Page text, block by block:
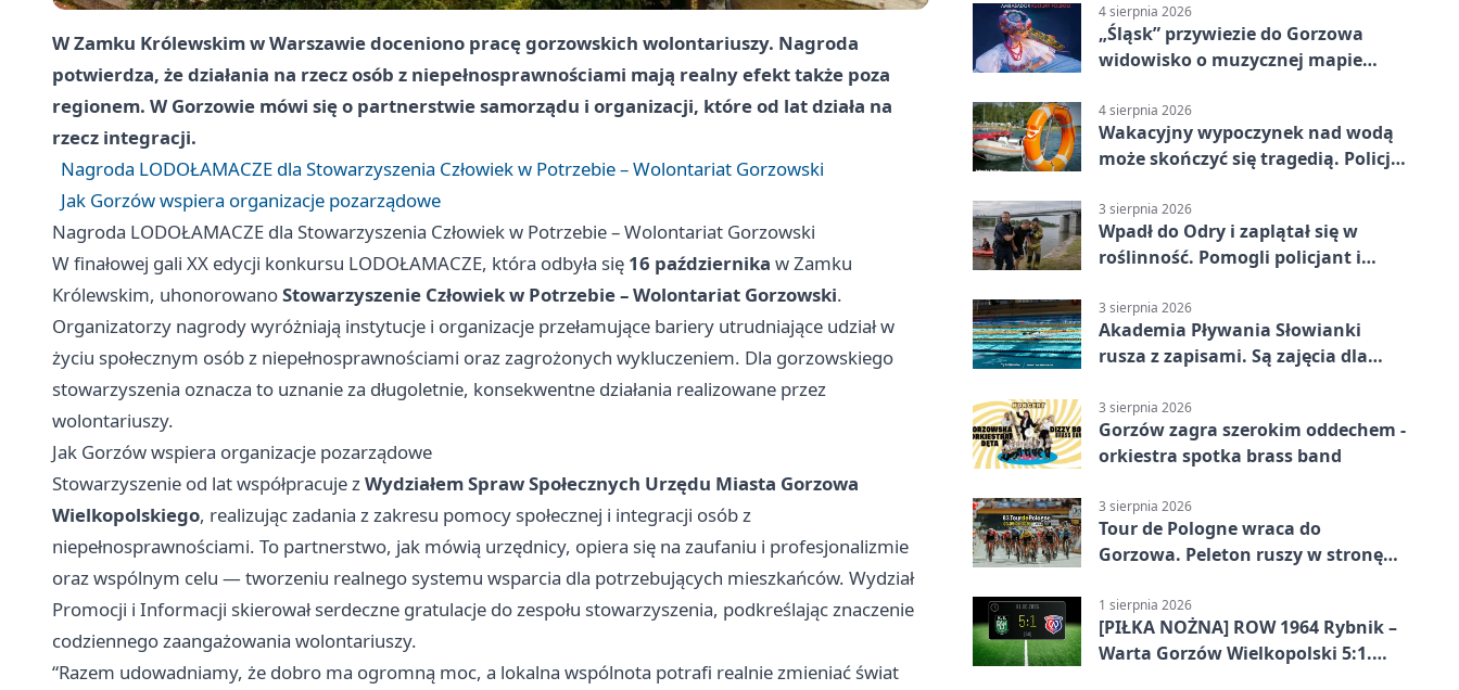
W Zamku Królewskim w Warszawie doceniono pracę gorzowskich wolontariuszy. Nagroda
potwierdza, że działania na rzecz osób z niepełnosprawnościami mają realny efekt także poza
regionem. W Gorzowie mówi się o partnerstwie samorządu i organizacji, które od lat działa na
rzecz integracji.
Nagroda LODOŁAMACZE dla Stowarzyszenia Człowiek w Potrzebie – Wolontariat Gorzowski
Jak Gorzów wspiera organizacje pozarządowe
Nagroda LODOŁAMACZE dla Stowarzyszenia Człowiek w Potrzebie – Wolontariat Gorzowski
W finałowej gali XX edycji konkursu LODOŁAMACZE, która odbyła się 16 października w Zamku
Królewskim, uhonorowanoStowarzyszenie Człowiek w Potrzebie – Wolontariat Gorzowski.
Organizatorzy nagrody wyróżniają instytucje i organizacje przełamujące bariery utrudniające udział w
życiu społecznym osób z niepełnosprawnościami oraz zagrożonych wykluczeniem. Dla gorzowskiego
stowarzyszenia oznacza to uznanie za długoletnie, konsekwentne działania realizowane przez
wolontariuszy.
Jak Gorzów wspiera organizacje pozarządowe
Stowarzyszenie od lat współpracuje zWydziałem Spraw Społecznych Urzędu Miasta Gorzowa
Wielkopolskiego, realizując zadania z zakresu pomocy społecznej i integracji osób z
niepełnosprawnościami. To partnerstwo, jak mówią urzędnicy, opiera się na zaufaniu i profesjonalizmie
oraz wspólnym celu — tworzeniu realnego systemu wsparcia dla potrzebujących mieszkańców. Wydział
Promocji i Informacji skierował serdeczne gratulacje do zespołu stowarzyszenia, podkreślając znaczenie
codziennego zaangażowania wolontariuszy.
“Razem udowadniamy, że dobro ma ogromną moc, a lokalna wspólnota potrafi realnie zmieniać świat
4 sierpnia 2026
„Śląsk” przywiezie do Gorzowa
widowisko o muzycznej mapie
4 sierpnia 2026
Wakacyjny wypoczynek nad wodą
może skończyć się tragedią. Policja
3 sierpnia 2026
Wpadł do Odry i zaplątał się w
roślinność. Pomogli policjant i
3 sierpnia 2026
Akademia Pływania Słowianki
rusza z zapisami. Są zajęcia dla
3 sierpnia 2026
Gorzów zagra szerokim oddechem -
orkiestra spotka brass band
3 sierpnia 2026
Tour de Pologne wraca do
Gorzowa. Peleton ruszy w stronę
1 sierpnia 2026
[PIŁKA NOŻNA] ROW 1964 Rybnik –
Warta Gorzów Wielkopolski 5:1.